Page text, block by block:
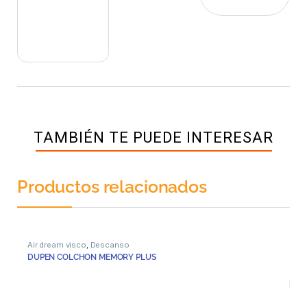
TAMBIÉN TE PUEDE INTERESAR
Productos relacionados
Air dream visco Descanso
DUPEN COLCHON MEMORY PLUS